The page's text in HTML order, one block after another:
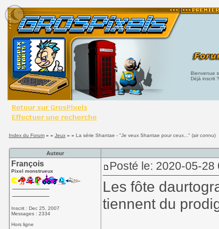
Bienvenue
Déjà inscrit
Index du Forum» » Jeux» » La série Shantae - "Je veux Shantae pour ceux..." (air connu)
Auteur
François
Pixel monstrueux
Inscrit : Dec 25, 2007
Messages : 2334
Hors ligne
Posté le: 2020-05-28
Les fôte
tiennent du